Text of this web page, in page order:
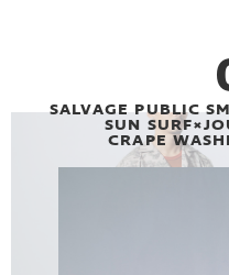
SALVAGE PUBLIC
SUN
CRAPE